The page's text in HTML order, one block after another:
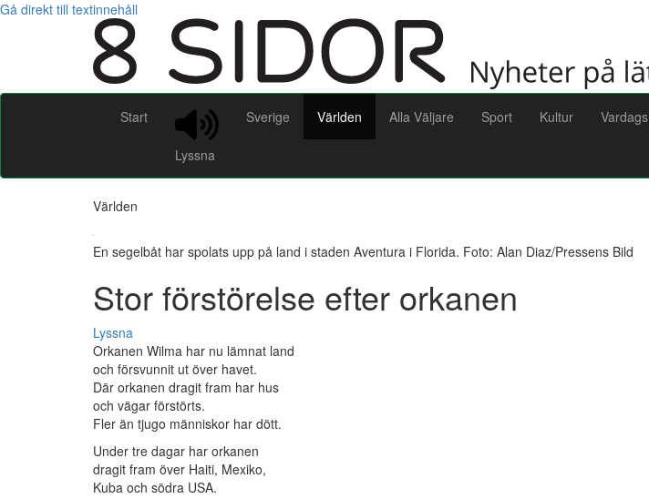
Gå direkt till textinnehåll
Start
Lyssna
Sverige Världen Alla Väljare Sport Kultur Vardags
Världen
En segelbåt har spolats upp på land i staden Aventura i Florida. Foto: Alan Diaz/Pressens Bild
Stor förstörelse efter orkanen
Lyssna
Orkanen Wilma har nu lämnat land
och försvunnit ut över havet.
Där orkanen dragit fram har hus
och vägar förstörts.
Fler än tjugo människor har dött.
Under tre dagar har orkanen
dragit fram över Haiti, Mexiko,
Kuba och södra USA.